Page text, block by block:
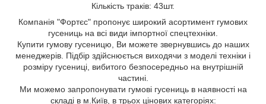
Кількість траків: 43шт.
Компанія "Фортєс" пропонує широкий асортимент гумових
гусениць на всі види імпортної спецтехніки.
Купити гумову гусеницю, Ви можете звернувшись до наших
менеджерів. Підбір здійснюється виходячи з моделі техніки і
розміру гусениці, вибитого безпосередньо на внутрішній
частині.
Ми можемо запропонувати гумові гусениць в наявності на
складі в м.Київ, в трьох цінових категоріях: